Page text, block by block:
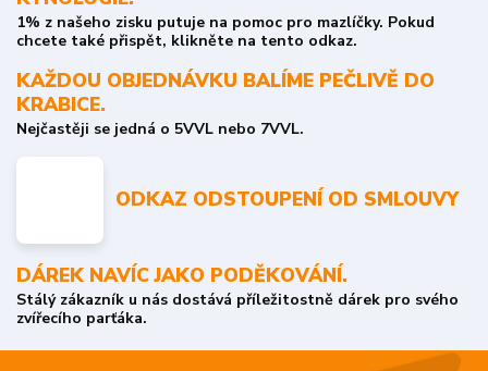
1% z našeho zisku putuje na pomoc pro mazlíčky. Pokud
chcete také přispět, klikněte na tento odkaz.
KAŽDOU OBJEDNÁVKU BALÍME PEČLIVĚ DO
KRABICE.
Nejčastěji se jedná o 5VVL nebo 7VVL.
ODKAZ ODSTOUPENÍ OD SMLOUVY
DÁREK NAVÍC JAKO PODĚKOVÁNÍ.
Stálý zákazník u nás dostává příležitostně dárek pro svého
zvířecího parťáka.